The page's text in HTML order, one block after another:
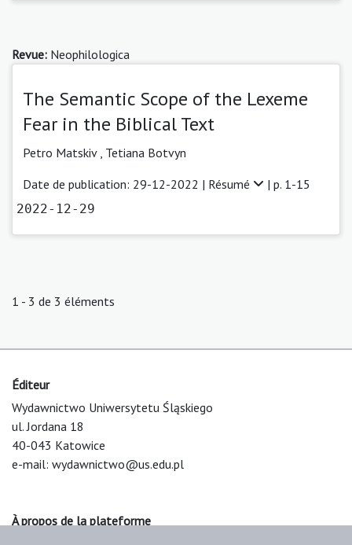
Revue: Neophilologica
The Semantic Scope of the Lexeme
Fear in the Biblical Text
Petro Matskiv Tetiana Botvyn
Date de publication: 29-12-2022 | Résumé | p. 1-15
2022-12-29
1 - 3 de 3 éléments
Éditeur
Wydawnictwo Uniwersytetu Śląskiego
ul. Jordana 18
40-043 Katowice
e-mail: wydawnictwo@us.edu.pl
À propos de la plateforme